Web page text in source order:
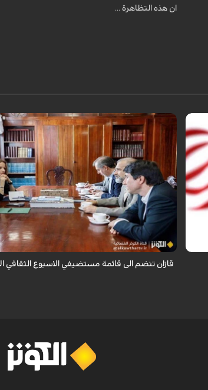
ان هذه التظاهرة ...
قال سفير ايران لدى روسيا كاظم جلالي انه تمت اضافة
تترستان الى قائمة مستضيفي الاسبوع الثقافي الايراني
التظاهرة ...
قازان تنضم الى قائمة مستضيفي الاسبوع الثقافي